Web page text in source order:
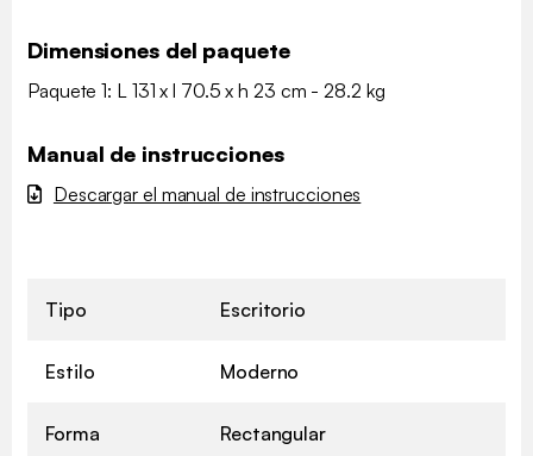
Dimensiones del paquete
Paquete 1: L 131 x l 70.5 x h 23 cm - 28.2 kg
Manual de instrucciones
Descargar el manual de instrucciones
Tipo Escritorio
Estilo Moderno
Forma Rectangular